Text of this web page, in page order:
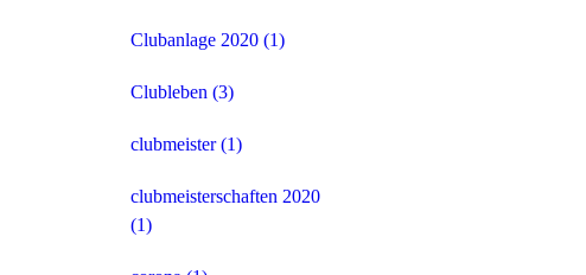
Clubanlage 2020 (1)
Clubleben (3)
clubmeister(1)
clubmeisterschaften 2020
(1)